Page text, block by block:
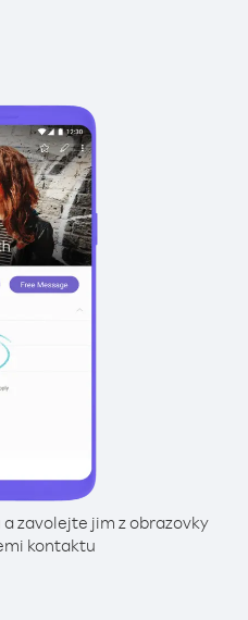
zavolejte jim z obrazovky
kontaktu